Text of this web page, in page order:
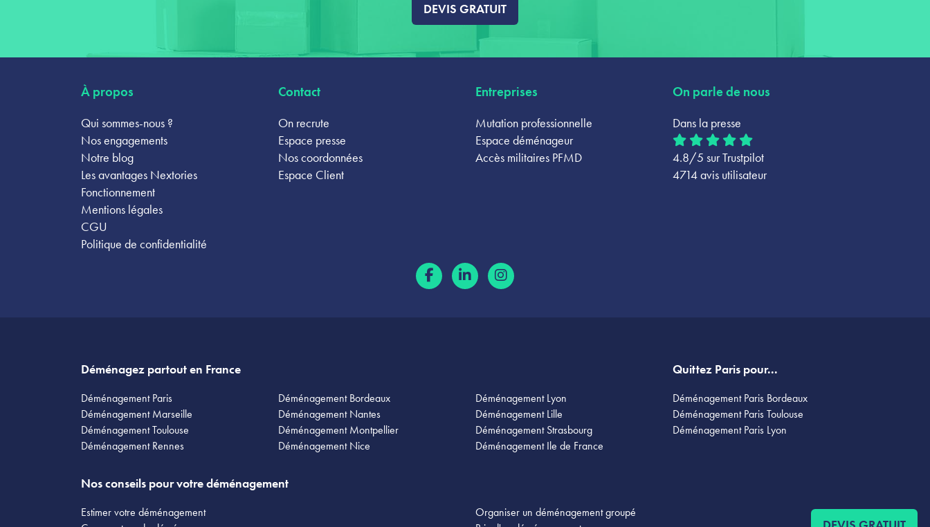
DEVIS GRATUIT
À propos
Qui sommes-nous ?
Nos engagements
Notre blog
Les avantages Nextories
Fonctionnement
Mentions légales
CGU
Politique de confidentialité
Contact
On recrute
Espace presse
Nos coordonnées
Espace Client
Entreprises
Mutation professionnelle
Espace déménageur
Accès militaires PFMD
On parle de nous
Dans la presse
4.8/5 sur Trustpilot
4714 avis utilisateur
Déménagez partout en France
Déménagement Paris Déménagement Bordeaux
Déménagement Lyon
Déménagement Marseille
Déménagement Nantes
Déménagement Lille
Déménagement Toulouse
Déménagement Montpellier
Déménagement Strasbourg
Déménagement Rennes
Déménagement Nice Déménagement Ile de France
Quittez Paris pour...
Déménagement Paris Bordeaux
Déménagement Paris Toulouse
Déménagement Paris Lyon
Nos conseils pour votre déménagement
Estimer votre déménagement
Organiser un déménagement groupé